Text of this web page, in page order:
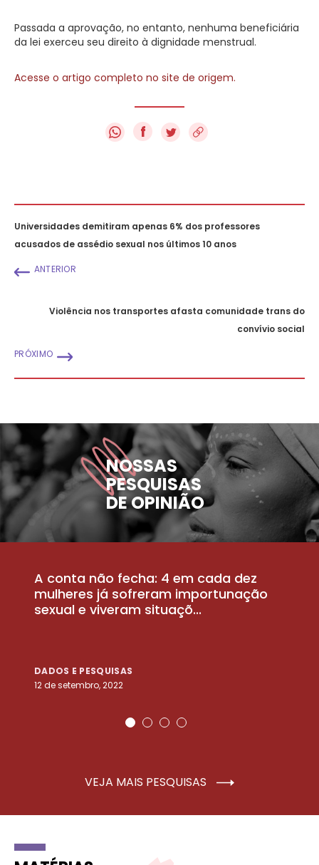
Passada a aprovação, no entanto, nenhuma beneficiária
da lei exerceu seu direito à dignidade menstrual.
Acesse o artigo completo no site de origem.
f
Universidades demitiram apenas 6% dos professores
acusados de assédio sexual nos últimos 10 anos
ANTERIOR
Violência nos transportes afasta comunidade trans do
convívio social
PRÓXIMO
NOSSAS
PESQUISAS
DE OPINIÃO
A conta não fecha: 4 em cada dez
mulheres já sofreram importunação
sexual e viveram situaçõ...
DADOS E PESQUISAS
12 de setembro, 2022
VEJA MAIS PESQUISAS